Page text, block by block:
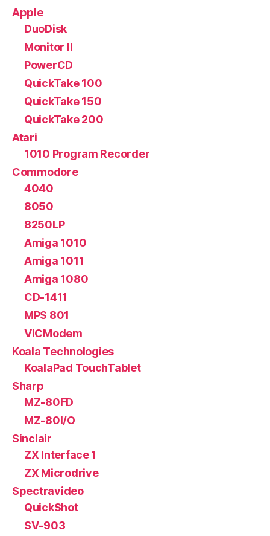
Apple
DuoDisk
Monitor II
PowerCD
QuickTake 100
QuickTake 150
QuickTake 200
Atari
1010 Program Recorder
Commodore
4040
8050
8250LP
Amiga 1010
Amiga 1011
Amiga 1080
CD-1411
MPS 801
VICModem
Koala Technologies
KoalaPad TouchTablet
Sharp
MZ-80FD
MZ-80I/O
Sinclair
ZX Interface 1
ZX Microdrive
Spectravideo
QuickShot
SV-903